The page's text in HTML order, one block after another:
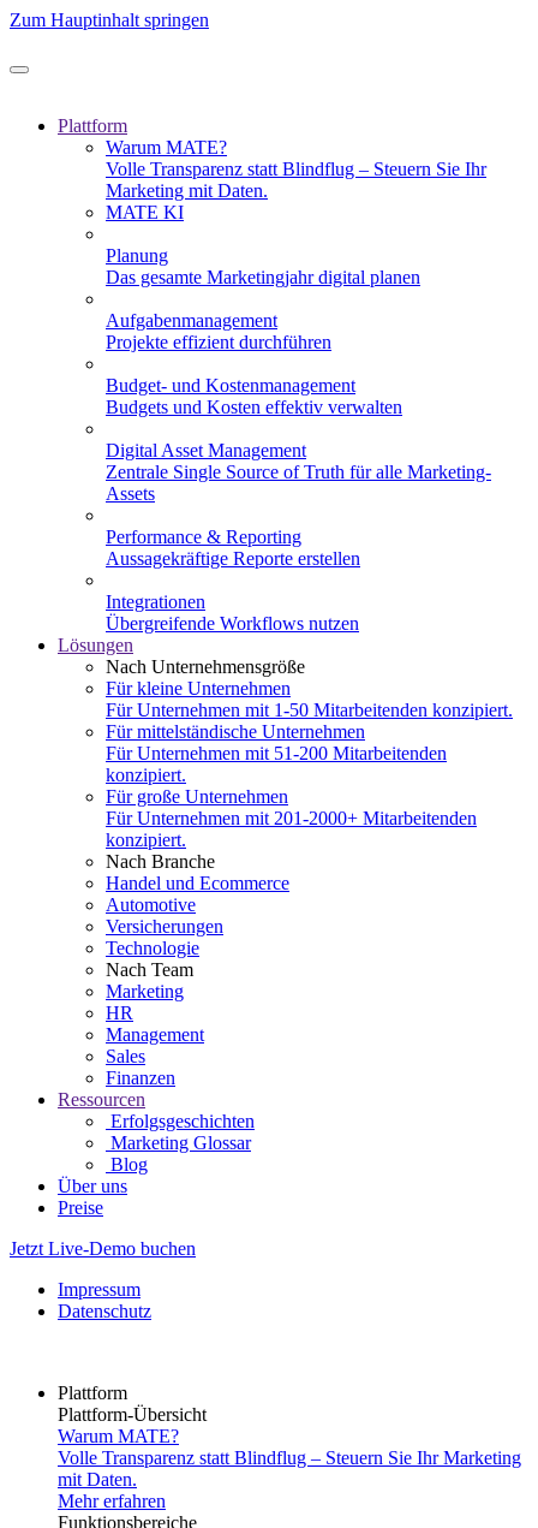
Zum Hauptinhalt springen
Plattform
Warum MATE?
Volle Transparenz statt Blindflug – Steuern Sie Ihr
Marketing mit Daten.
MATE KI
Planung
Das gesamte Marketingjahr digital planen
Aufgabenmanagement
Projekte effizient durchführen
Budget- und Kostenmanagement
Budgets und Kosten effektiv verwalten
Digital Asset Management
Zentrale Single Source of Truth für alle Marketing-
Assets
Performance & Reporting
Aussagekräftige Reporte erstellen
Integrationen
Übergreifende Workflows nutzen
Lösungen
Nach Unternehmensgröße
Für kleine Unternehmen
Für Unternehmen mit 1-50 Mitarbeitenden konzipiert.
Für mittelständische Unternehmen
Für Unternehmen mit 51-200 Mitarbeitenden
konzipiert.
Für große Unternehmen
Für Unternehmen mit 201-2000+ Mitarbeitenden
konzipiert.
Nach Branche
Handel und Ecommerce
Automotive
Versicherungen
Technologie
Nach Team
Marketing
HR
Management
Sales
Finanzen
Ressourcen
Erfolgsgeschichten
Marketing Glossar
Blog
Über uns
Preise
Jetzt Live-Demo buchen
Impressum
Datenschutz
Plattform
Plattform-Übersicht
Warum MATE?
Volle Transparenz statt Blindflug – Steuern Sie Ihr Marketing
mit Daten.
Mehr erfahren
Funktionsbereiche